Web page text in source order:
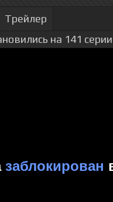
Трейлер
на 141 серии